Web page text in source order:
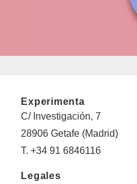
Experimenta
C/ Investigación, 7
28906 Getafe (Madrid)
T. +34 91 6846116
Legales